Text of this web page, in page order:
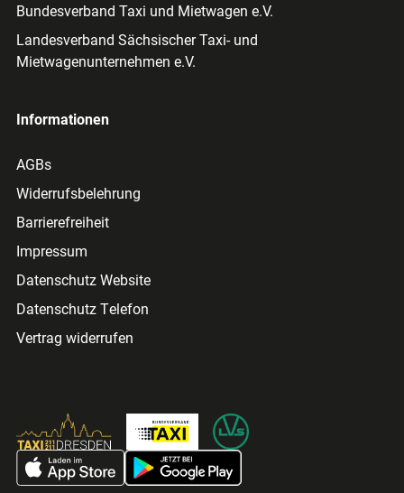
Bundesverband Taxi und Mietwagen e.V.
Landesverband Sächsischer Taxi- und
Mietwagenunternehmen e.V.
Informationen
AGBs
Widerrufsbelehrung
Barrierefreiheit
Impressum
Datenschutz Website
Datenschutz Telefon
Vertrag widerrufen